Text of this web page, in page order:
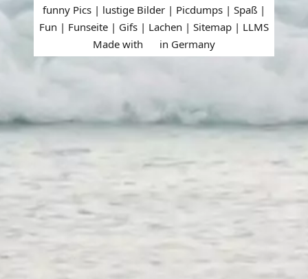
funny Pics | lustige Bilder | Picdumps | Spaß |
Fun | Funseite | Gifs | Lachen | Sitemap | LLMS
Made with
in Germany